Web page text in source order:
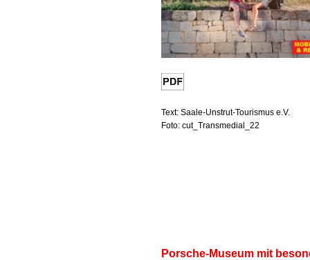
Text: Saale-Unstrut-Tourismus e.V.
Foto: cut_Transmedial_22
Porsche-Museum mit